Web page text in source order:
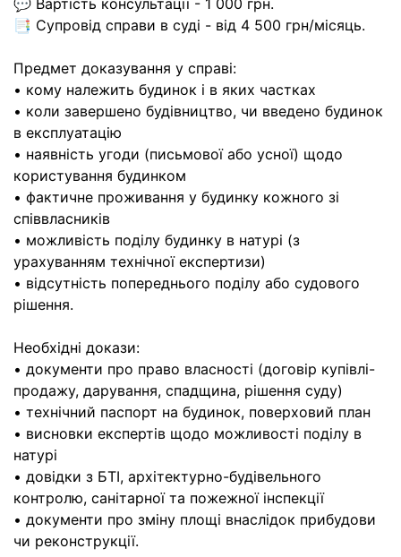
💬 Вартість консультації - 1 000 грн.
📑 Супровід справи в суді - від 4 500 грн/місяць.
Предмет доказування у справі:
• кому належить будинок і в яких частках
• коли завершено будівництво, чи введено будинок
в експлуатацію
• наявність угоди (письмової або усної) щодо
користування будинком
• фактичне проживання у будинку кожного зі
співвласників
• можливість поділу будинку в натурі (з
урахуванням технічної експертизи)
• відсутність попереднього поділу або судового
рішення.
Необхідні докази:
• документи про право власності (договір купівлі-
продажу, дарування, спадщина, рішення суду)
• технічний паспорт на будинок, поверховий план
• висновки експертів щодо можливості поділу в
натурі
• довідки з БТІ, архітектурно-будівельного
контролю, санітарної та пожежної інспекції
• документи про зміну площі внаслідок прибудови
чи реконструкції.